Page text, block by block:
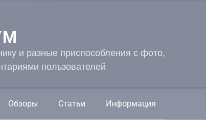
и разные приспособления с фото,
пользователей
Обзоры Статьи Информация